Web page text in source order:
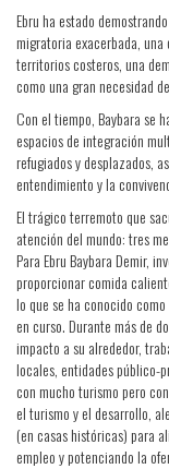
Ebru ha estado
migratoria exacerbada,
territorios costeros, una
como una gran necesidad
Con el tiempo, Baybara se
espacios de integración
refugiados y desplazados,
entendimiento y la
El trágico terremoto que
atención del mundo: tres
Para Ebru Baybara Demir,
proporcionar comida
lo que se ha conocido
en curso. Durante más de
impacto a su alrededor,
locales, entidades público-
con mucho turismo pero
el turismo y el desarrollo,
(en casas históricas) para
empleo y potenciando la